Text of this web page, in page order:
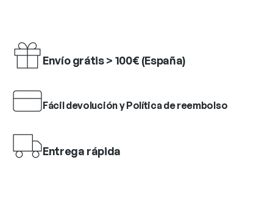
Envío grátis > 100€ (España)
Fácil devolución y Política de reembolso
Entrega rápida